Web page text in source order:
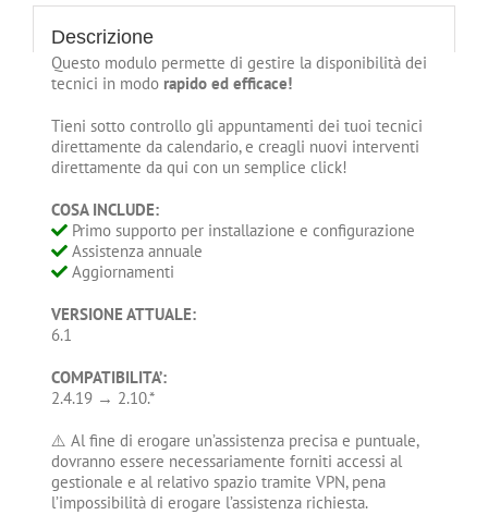
Descrizione
Questo modulo permette di gestire la disponibilità dei
tecnici in modo rapido ed efficace!
Tieni sotto controllo gli appuntamenti dei tuoi tecnici
direttamente da calendario, e creagli nuovi interventi
direttamente da qui con un semplice click!
COSA INCLUDE:
Primo supporto per installazione e configurazione
Assistenza annuale
Aggiornamenti
VERSIONE ATTUALE:
6.1
COMPATIBILITA’:
2.4.19 → 2.10.*
⚠️ Al fine di erogare un’assistenza precisa e puntuale,
dovranno essere necessariamente forniti accessi al
gestionale e al relativo spazio tramite VPN, pena
l’impossibilità di erogare l’assistenza richiesta.